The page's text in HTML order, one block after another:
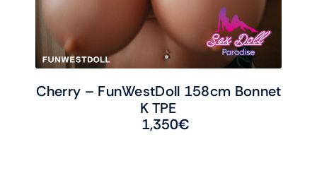
Cherry – FunWestDoll 158cm Bonnet
K TPE
1,350€